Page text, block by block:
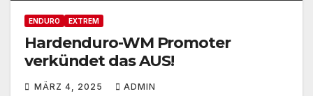
ENDURO EXTREM
Hardenduro-WM Promoter
verkündet das AUS!
MÄRZ 4, 2025 ADMIN